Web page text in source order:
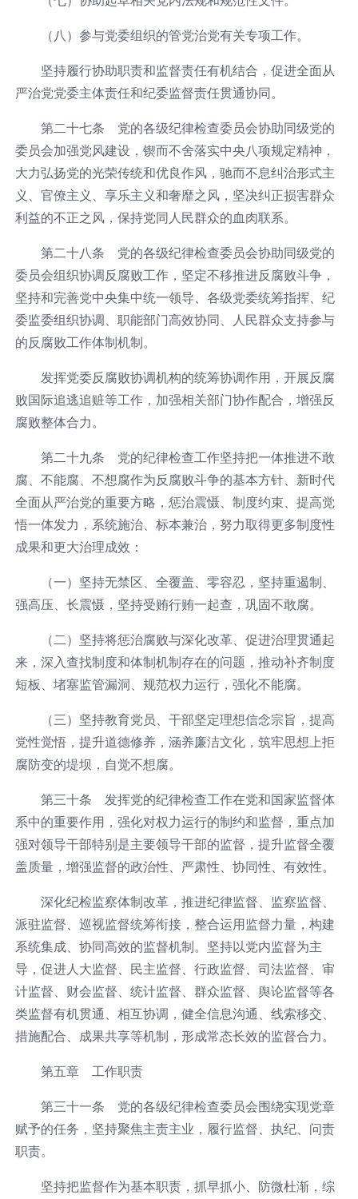
（八）参与党委组织的管党治党有关专项工作。
坚持履行协助职责和监督责任有机结合，促进全面从
严治党党委主体责任和纪委监督责任贯通协同。
第二十七条 党的各级纪律检查委员会协助同级党的
委员会加强党风建设，锲而不舍落实中央八项规定精神，
大力弘扬党的光荣传统和优良作风，驰而不息纠治形式主
义、官僚主义、享乐主义和奢靡之风，坚决纠正损害群众
利益的不正之风，保持党同人民群众的血肉联系。
第二十八条 党的各级纪律检查委员会协助同级党的
委员会组织协调反腐败工作，坚定不移推进反腐败斗争，
坚持和完善党中央集中统一领导、各级党委统筹指挥、纪
委监委组织协调、职能部门高效协同、人民群众支持参与
的反腐败工作体制机制。
发挥党委反腐败协调机构的统筹协调作用，开展反腐
败国际追逃追赃等工作，加强相关部门协作配合，增强反
腐败整体合力。
第二十九条 党的纪律检查工作坚持把一体推进不敢
腐、不能腐、不想腐作为反腐败斗争的基本方针、新时代
全面从严治党的重要方略，惩治震慑、制度约束、提高觉
悟一体发力，系统施治、标本兼治，努力取得更多制度性
成果和更大治理成效：
（一）坚持无禁区、全覆盖、零容忍，坚持重遏制、
强高压、长震慑，坚持受贿行贿一起查，巩固不敢腐。
（二）坚持将惩治腐败与深化改革、促进治理贯通起
来，深入查找制度和体制机制存在的问题，推动补齐制度
短板、堵塞监管漏洞、规范权力运行，强化不能腐。
（三）坚持教育党员、干部坚定理想信念宗旨，提高
党性觉悟，提升道德修养，涵养廉洁文化，筑牢思想上拒
腐防变的堤坝，自觉不想腐。
第三十条 发挥党的纪律检查工作在党和国家监督体
系中的重要作用，强化对权力运行的制约和监督，重点加
强对领导干部特别是主要领导干部的监督，提升监督全覆
盖质量，增强监督的政治性、严肃性、协同性、有效性。
深化纪检监察体制改革，推进纪律监督、监察监督、
派驻监督、巡视监督统筹衔接，整合运用监督力量，构建
系统集成、协同高效的监督机制。坚持以党内监督为主
导，促进人大监督、民主监督、行政监督、司法监督、审
计监督、财会监督、统计监督、群众监督、舆论监督等各
类监督有机贯通、相互协调，健全信息沟通、线索移交、
措施配合、成果共享等机制，形成常态长效的监督合力。
第五章 工作职责
第三十一条 党的各级纪律检查委员会围绕实现党章
赋予的任务，坚持聚焦主责主业，履行监督、执纪、问责
职责。
坚持把监督作为基本职责，抓早抓小、防微杜渐，综